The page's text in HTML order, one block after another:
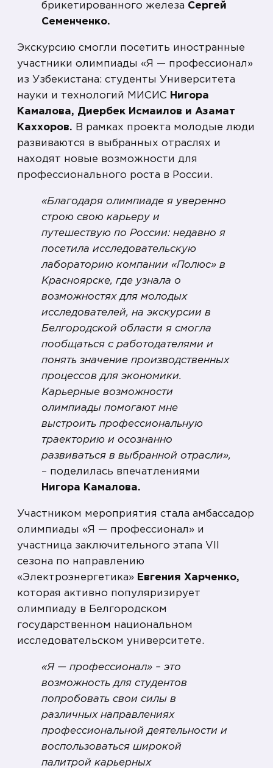
брикетированного железа Сергей
Семенченко.
Экскурсию смогли посетить иностранные
участники олимпиады «Я — профессионал»
из Узбекистана: студенты Университета
науки и технологий МИСИС Нигора
Камалова, Диербек Исмаилов и Азамат
Каххоров. В рамках проекта молодые люди
развиваются в выбранных отраслях и
находят новые возможности для
профессионального роста в России.
«Благодаря олимпиаде я уверенно
строю свою карьеру и
путешествую по России: недавно я
посетила исследовательскую
лабораторию компании «Полюс» в
Красноярске, где узнала о
возможностях для молодых
исследователей, на экскурсии в
Белгородской области я смогла
пообщаться с работодателями и
понять значение производственных
процессов для экономики.
Карьерные возможности
олимпиады помогают мне
выстроить профессиональную
траекторию и осознанно
развиваться в выбранной отрасли»,
– поделилась впечатлениями
Нигора Камалова.
Участником мероприятия стала амбассадор
олимпиады «Я — профессионал» и
участница заключительного этапа VII
сезона по направлению
«Электроэнергетика» Евгения Харченко,
которая активно популяризирует
олимпиаду в Белгородском
государственном национальном
исследовательском университете.
«Я — профессионал» – это
возможность для студентов
попробовать свои силы в
различных направлениях
профессиональной деятельности и
воспользоваться широкой
палитрой карьерных